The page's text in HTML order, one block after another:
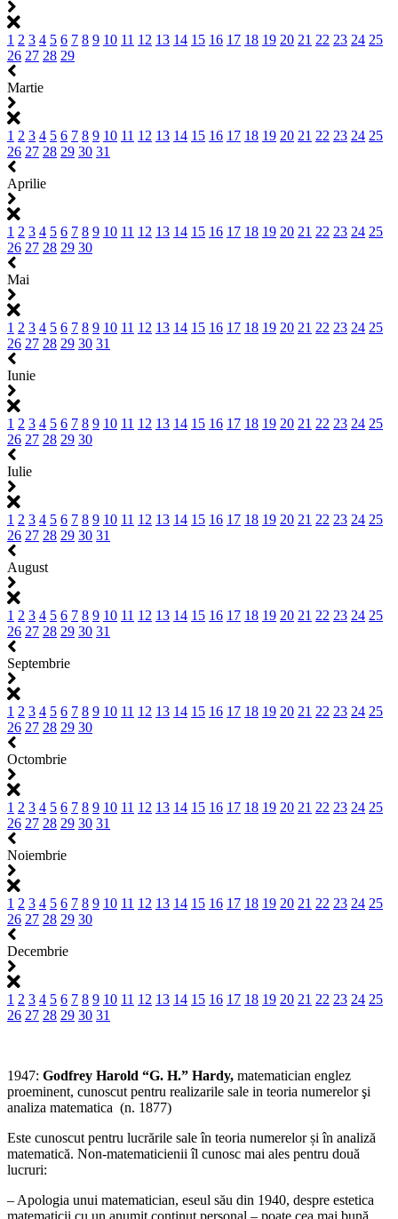
1 2 3 4 5 6 7 8 9 10 11 12 13 14 15 16 17 18 19 20 21 22 23 24 25
26 27 28 29
Martie
1 2 3 4 5 6 7 8 9 10 11 12 13 14 15 16 17 18 19 20 21 22 23 24 25
26 27 28 29 30 31
Aprilie
1 2 3 4 5 6 7 8 9 10 11 12 13 14 15 16 17 18 19 20 21 22 23 24 25
26 27 28 29 30
Mai
1 2 3 4 5 6 7 8 9 10 11 12 13 14 15 16 17 18 19 20 21 22 23 24 25
26 27 28 29 30 31
Iunie
1 2 3 4 5 6 7 8 9 10 11 12 13 14 15 16 17 18 19 20 21 22 23 24 25
26 27 28 29 30
Iulie
1 2 3 4 5 6 7 8 9 10 11 12 13 14 15 16 17 18 19 20 21 22 23 24 25
26 27 28 29 30 31
August
1 2 3 4 5 6 7 8 9 10 11 12 13 14 15 16 17 18 19 20 21 22 23 24 25
26 27 28 29 30 31
Septembrie
1 2 3 4 5 6 7 8 9 10 11 12 13 14 15 16 17 18 19 20 21 22 23 24 25
26 27 28 29 30
Octombrie
1 2 3 4 5 6 7 8 9 10 11 12 13 14 15 16 17 18 19 20 21 22 23 24 25
26 27 28 29 30 31
Noiembrie
1 2 3 4 5 6 7 8 9 10 11 12 13 14 15 16 17 18 19 20 21 22 23 24 25
26 27 28 29 30
Decembrie
1 2 3 4 5 6 7 8 9 10 11 12 13 14 15 16 17 18 19 20 21 22 23 24 25
26 27 28 29 30 31
1947: Godfrey Harold “G. H.” Hardy, matematician englez
proeminent, cunoscut pentru realizarile sale in teoria numerelor şi
analiza matematica (n. 1877)
Este cunoscut pentru lucrările sale în teoria numerelor și în analiză
matematică. Non-matematicienii îl cunosc mai ales pentru două
lucruri:
– Apologia unui matematician, eseul său din 1940, despre estetica
matematicii cu un anumit conținut personal – poate cea mai bună